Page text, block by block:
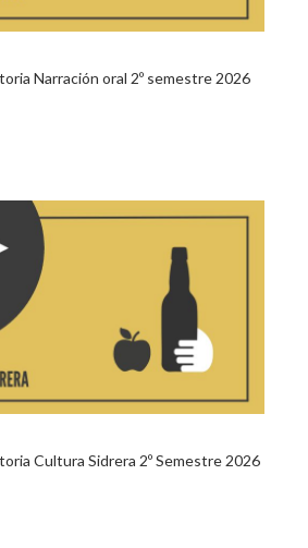
Narración oral 2º semestre 2026
Cultura Sidrera 2º Semestre 2026